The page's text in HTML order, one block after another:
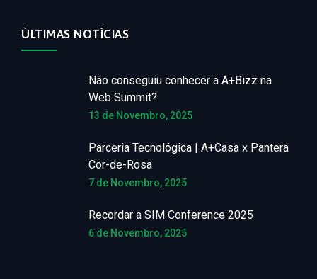
ÚLTIMAS NOTÍCIAS
Não conseguiu conhecer a A+Bizz na
Web Summit?
13 de Novembro, 2025
Parceria Tecnológica | A+Casa x Pantera
Cor-de-Rosa
7 de Novembro, 2025
Recordar a SIM Conference 2025
6 de Novembro, 2025